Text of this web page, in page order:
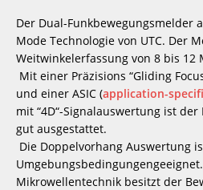
Der Dual-Funkbewegungsmelder
Mode Technologie von UTC. Der
Weitwinkelerfassung von 8 bis 12
und einer ASIC (application-
mit “4D“-Signalauswertung ist
gut ausgestattet.
Mikrowellentechnik besitzt der